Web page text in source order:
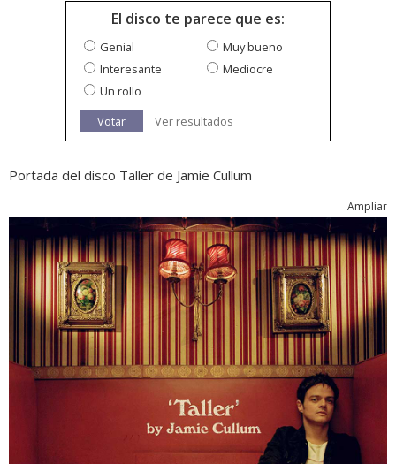
El disco te parece que es:
Genial
Muy bueno
Interesante
Mediocre
Un rollo
Votar
Ver resultados
Portada del disco Taller de Jamie Cullum
Ampliar